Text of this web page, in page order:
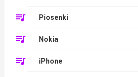
Piosenki
Nokia
iPhone